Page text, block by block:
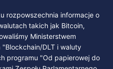
rozpowszechnia informacje o
takich jak Bitcoin,
Ministerstwem
DLT i waluty
programu "Od papierowej do